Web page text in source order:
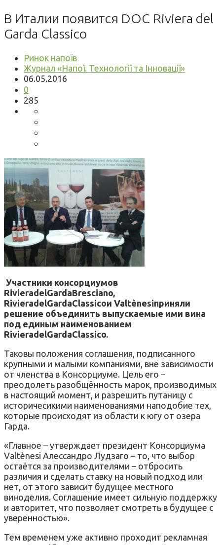
В Италии появится DOC Riviera del
Garda Classico
Ринок напоїв
Журнал «Напої. Технології та Інновації»
06.05.2016
0
285
Участники консорциумов
RivieradelGardaBresciano,
RivieradelGardaClassicoи Valtènesiприняли
решение объединить выпускаемые ими вина
под единым наименованием
RivieradelGardaClassico.
Таковы положения соглашения, подписанного
крупными и малыми компаниями, вне зависимости
от членства в Консорциуме. Цель его –
преодолеть разобщённость марок, производимых
в настоящий момент, и разрешить путаницу с
историчесикими наименованиями наподобие тех,
которые происходят из области к югу от озера
Гарда.
«Главное – утверждает президент Консорциума
Valtènesi Алессандро Лудзаго – то, что выбор
остаётся за производителями – отбросить
различия и сделать ставку на новый подход или
нет, от этого зависит будущее местного
виноделия. Соглашение имеет сильную поддержку
и авторитет, что позволяет смотреть в будущее с
уверенностью».
Тем временем уже активно проходит рекламная